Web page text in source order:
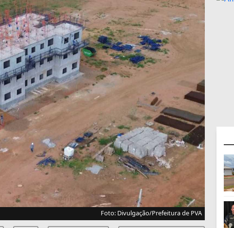
Foto: Divulgação/Prefeitura de PVA